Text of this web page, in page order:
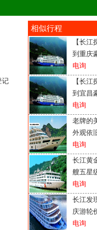
记
相似行程
【长
到重庆
电询
【长
到宜昌
电询
老牌的
外观依
致，设
到，还
国风，
电询
长江黄
艘五星
号”下
世界内
当今 世
的内河
电询
长江发
庆游轮
电询